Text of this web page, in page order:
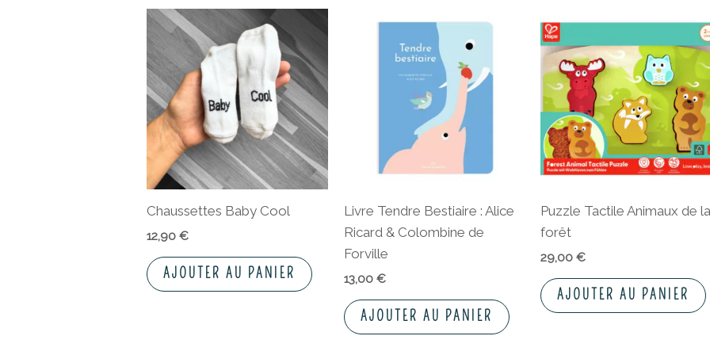
Chaussettes Baby Cool
12,90€
AJOUTER AU PANIER
Livre Tendre Bestiaire : Alice
Ricard & Colombine de
Forville
13,00 €
AJOUTER AU PANIER
Puzzle Tactile Animaux de la
forêt
29,00 €
AJOUTER AU PANIER